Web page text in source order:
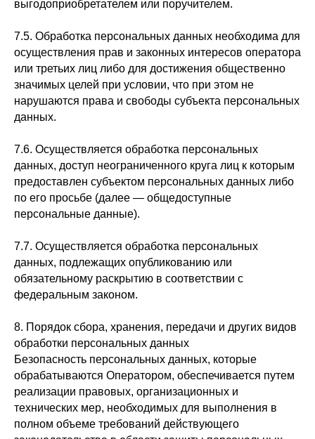
выгодоприобретателем или поручителем.
7.5. Обработка персональных данных необходима для
осуществления прав и законных интересов оператора
или третьих лиц либо для достижения общественно
значимых целей при условии, что при этом не
нарушаются права и свободы субъекта персональных
данных.
7.6. Осуществляется обработка персональных
данных, доступ неограниченного круга лиц к которым
предоставлен субъектом персональных данных либо
по его просьбе (далее — общедоступные
персональные данные).
7.7. Осуществляется обработка персональных
данных, подлежащих опубликованию или
обязательному раскрытию в соответствии с
федеральным законом.
8. Порядок сбора, хранения, передачи и других видов
обработки персональных данных
Безопасность персональных данных, которые
обрабатываются Оператором, обеспечивается путем
реализации правовых, организационных и
технических мер, необходимых для выполнения в
полном объеме требований действующего